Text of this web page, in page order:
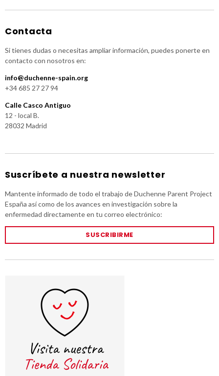
Contacta
Si tienes dudas o necesitas ampliar información, puedes ponerte en
contacto con nosotros en:
info@duchenne-spain.org
+34 685 27 27 94
Calle Casco Antiguo
12 - local B.
28032 Madrid
Suscríbete a nuestra newsletter
Mantente informado de todo el trabajo de Duchenne Parent Project
España así como de los avances en investigación sobre la
enfermedad directamente en tu correo electrónico:
SUSCRIBIRME